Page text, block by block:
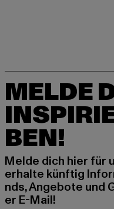
MELDE
BEN!
Melde dich hier für
erhalte künftig
nds, Angebote und
er E-Mail!